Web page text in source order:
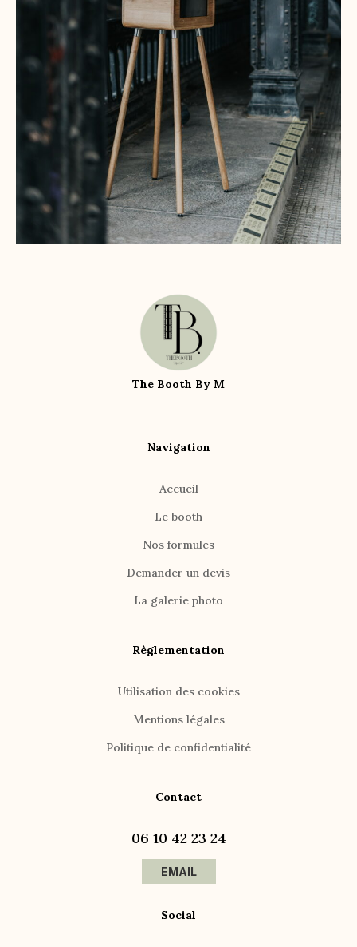
The Booth By M
Navigation
Accueil
Le booth
Nos formules
Demander un devis
La galerie photo
Règlementation
Utilisation des cookies
Mentions légales
Politique de confidentialité
Contact
06 10 42 23 24
EMAIL
Social